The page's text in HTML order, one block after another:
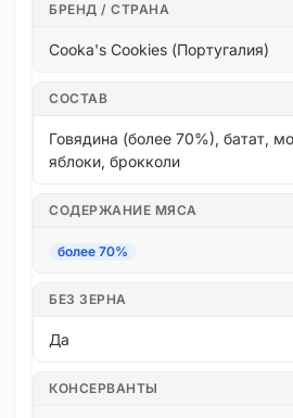
БРЕНД / СТРАНА
Cooka's Cookies (Португалия)
СОСТАВ
Говядина (более 70%), батат,
яблоки, брокколи
СОДЕРЖАНИЕ МЯСА
более 70%
БЕЗ ЗЕРНА
Да
КОНСЕРВАНТЫ